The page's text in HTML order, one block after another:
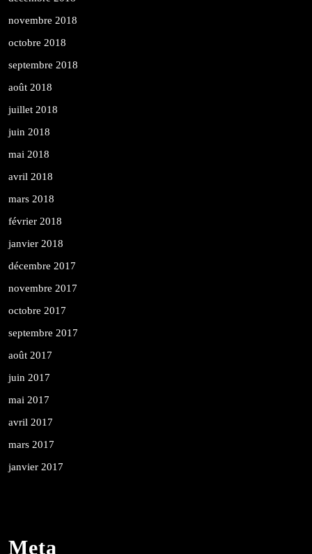
novembre 2018
octobre 2018
septembre 2018
août 2018
juillet 2018
juin 2018
mai 2018
avril 2018
mars 2018
février 2018
janvier 2018
décembre 2017
novembre 2017
octobre 2017
septembre 2017
août 2017
juin 2017
mai 2017
avril 2017
mars 2017
janvier 2017
Meta